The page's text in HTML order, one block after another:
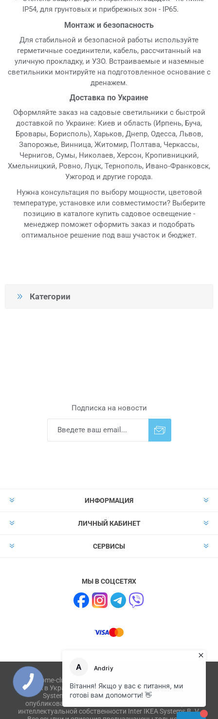
Категории
IP54, для грунтовых и прибрежных зон - IP65.
Монтаж и безопасность
Для стабильной и безопасной работы используйте
герметичные соединители, кабель, рассчитанный на
уличную прокладку, и УЗО. Встраиваемые и наземные
светильники монтируйте на подготовленное основание с
дренажем.
Доставка по Украине
Оформляйте заказ на садовые светильники с быстрой
доставкой по Украине: Киев и область (Ирпень, Буча,
Бровары, Борисполь), Харьков, Днепр, Одесса, Львов,
Запорожье, Винница, Житомир, Полтава, Черкассы,
Чернигов, Сумы, Николаев, Херсон, Кропивницкий,
Хмельницкий, Ровно, Луцк, Тернополь, Ивано‑Франковск,
Ужгород и другие города.
Нужна консультация по выбору мощности, цветовой
температуре, установке или совместимости? Выберите
позицию в каталоге купить садовое освещение -
менеджер поможет оформить заказ и подобрать
оптимальное решение под ваш участок и бюджет.
Подписка на новости
ИНФОРМАЦИЯ
ЛИЧНЫЙ КАБИНЕТ
СЕРВИСЫ
МЫ В СОЦСЕТЯХ
Сайт home-club.com.ua не имеет отношения к компании
IKEA в Украине и не связан с ikea.com, ikea.ua, IKEA
Systems B.V. Товары или их изображения,
опубликованные на сайте, являются объектом прав
интеллектуальной собственности Inter IKEA Systems B. V.